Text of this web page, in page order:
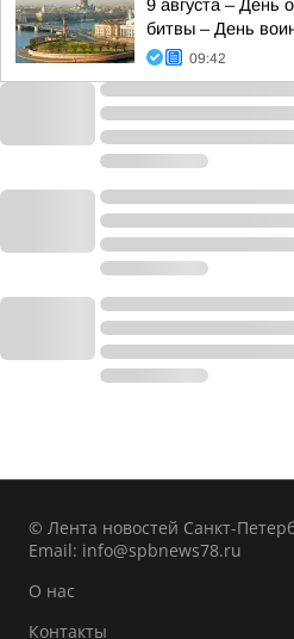
9 августа – День
битвы – День
09:42
© Лента новостей Санкт-
Email: info@spbnews78.ru
О нас
Контакты